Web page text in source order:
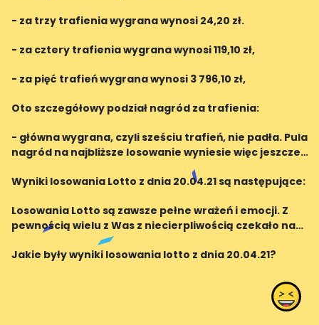
- za trzy trafienia wygrana wynosi 24,20 zł.
- za cztery trafienia wygrana wynosi 119,10 zł,
- za pięć trafień wygrana wynosi 3 796,10 zł,
Oto szczegółowy podział nagród za trafienia:
- główna wygrana, czyli sześciu trafień, nie padła. Pula
nagród na najbliższe losowanie wyniesie więc jeszcze
większą sumę pieniędzy, co napawa graczy
optymizmem.
Wyniki losowania Lotto z dnia 20.04.21 są następujące:
Losowania Lotto są zawsze pełne wrażeń i emocji. Z
pewnością wielu z Was z niecierpliwością czekało na
wyniki losowania z dnia 20.04.21. Dlatego właśnie
przygotowaliśmy dla Was informacje na temat wyl
Jakie były wyniki losowania lotto z dnia 20.04.21?